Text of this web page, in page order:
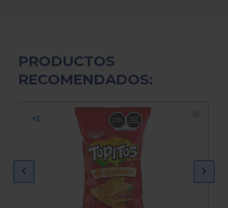
PRODUCTOS
RECOMENDADOS: